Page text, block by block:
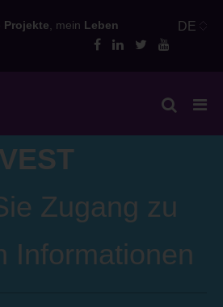
to
Projekte , mein Leben DE
Zugang zu
Informationen